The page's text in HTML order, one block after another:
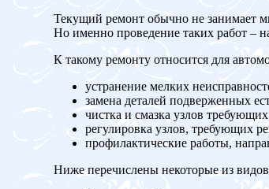
Текущий ремонт обычно не занимает
Но именно проведение таких работ –
К такому ремонту относится для
устранение мелких
замена деталей подверженных
чистка и смазка узлов
регулировка узлов, требующих
профилактические работы,
Ниже перечислены некоторые из